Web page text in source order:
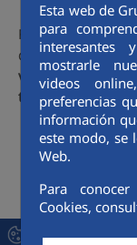
Esta web de
para
interesantes
mostrarle
videos
preferencias
información
este modo, se
Web.
Para
Cookies,
FCC Medio
du projet
valorisation des
transition